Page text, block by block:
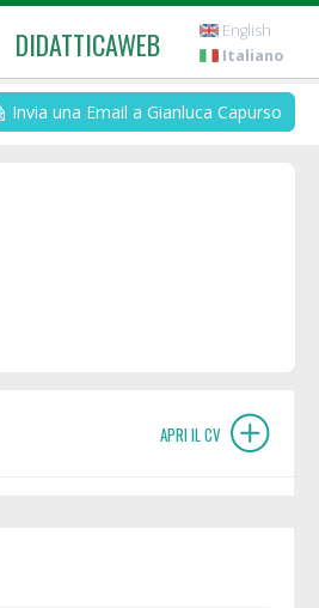
DIDATTICAWEB
English
Italiano
Invia una Email a Gianluca Capurso
APRI IL CV